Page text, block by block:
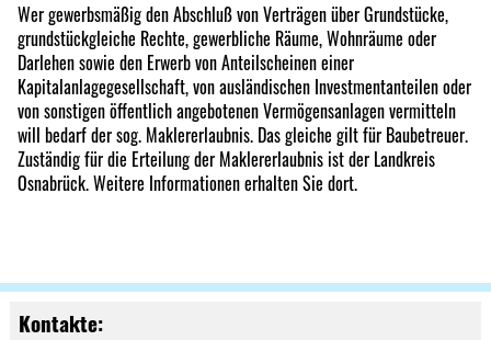
Wer gewerbsmäßig den Abschluß von Verträgen über Grundstücke,
grundstückgleiche Rechte, gewerbliche Räume, Wohnräume oder
Darlehen sowie den Erwerb von Anteilscheinen einer
Kapitalanlagegesellschaft, von ausländischen Investmentanteilen oder
von sonstigen öffentlich angebotenen Vermögensanlagen vermitteln
will bedarf der sog. Maklererlaubnis. Das gleiche gilt für Baubetreuer.
Zuständig für die Erteilung der Maklererlaubnis ist der Landkreis
Osnabrück. Weitere Informationen erhalten Sie dort.
Kontakte: